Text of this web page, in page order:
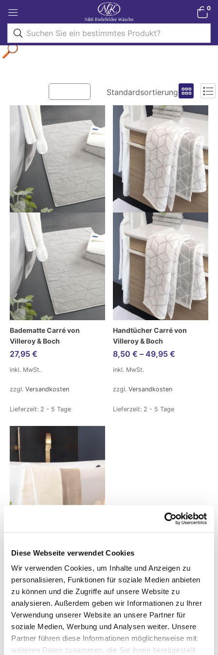
Diese Webseite verwendet Cookies
Wir verwenden Cookies, um Inhalte und Anzeigen zu
personalisieren, Funktionen für soziale Medien anbieten
zu können und die Zugriffe auf unsere Website zu
analysieren. Außerdem geben wir Informationen zu Ihrer
Verwendung unserer Website an unsere Partner für
soziale Medien, Werbung und Analysen weiter. Unsere
Partner führen diese Informationen möglicherweise mit
weiteren Daten zusammen, die Sie ihnen bereitgestellt
0
Standardsortierung
Badematte Carré von
Villeroy & Boch
27,95 €
inkl. MwSt.
zzgl. Versandkosten
Lieferzeit: 2 - 5 Tage
Handtücher Carré von
Villeroy & Boch
8,50 € – 49,95 €
inkl. MwSt.
zzgl. Versandkosten
Lieferzeit: 2 - 5 Tage
Handtücher One von